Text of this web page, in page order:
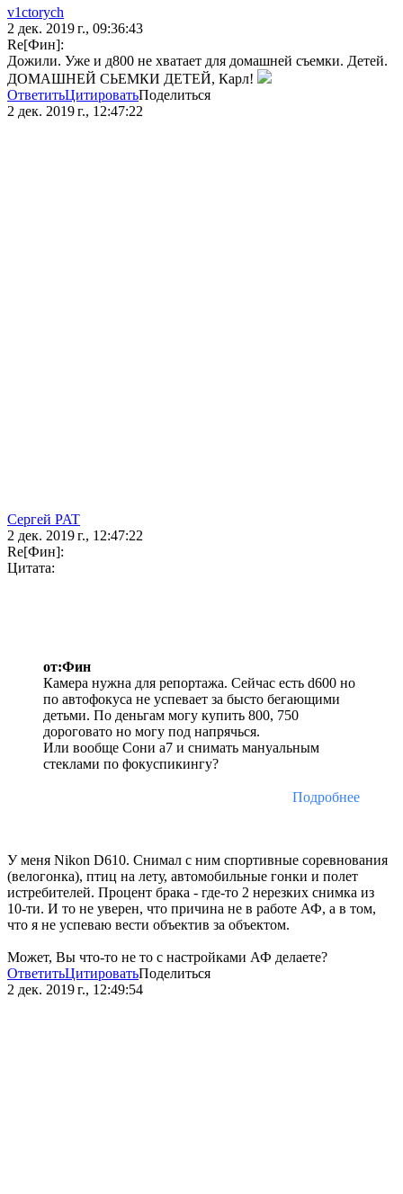
v1ctorych
2 дек. 2019 г., 09:36:43
Re[Фин]:
Дожили. Уже и д800 не хватает для домашней съемки. Детей.
ДОМАШНЕЙ СЬЕМКИ ДЕТЕЙ, Карл!
ОтветитьЦитироватьПоделиться
2 дек. 2019 г., 12:47:22
Сергей PAT
2 дек. 2019 г., 12:47:22
Re[Фин]:
Цитата:
от:Фин
Камера нужна для репортажа. Сейчас есть d600 но
по автофокуса не успевает за бысто бегающими
детьми. По деньгам могу купить 800, 750
дороговато но могу под напрячься.
Или вообще Сони а7 и снимать мануальным
стеклами по фокуспикингу?
Подробнее
У меня Nikon D610. Снимал с ним спортивные соревнования
(велогонка), птиц на лету, автомобильные гонки и полет
истребителей. Процент брака - где-то 2 нерезких снимка из
10-ти. И то не уверен, что причина не в работе АФ, а в том,
что я не успеваю вести объектив за объектом.
Может, Вы что-то не то с настройками АФ делаете?
ОтветитьЦитироватьПоделиться
2 дек. 2019 г., 12:49:54